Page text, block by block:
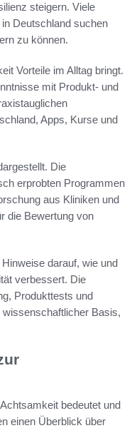
steigern. Viele
Deutschland suchen
zu können.
Vorteile im Alltag bringt.
mit Produkt- und
Apps, Kurse und
Die
erprobten Programmen
aus Kliniken und
die Bewertung von
darauf, wie und
verbessert. Die
Produkttests und
Basis,
bedeutet und
einen Überblick über